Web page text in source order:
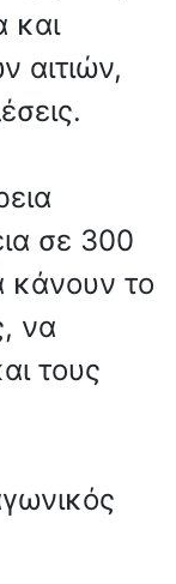
και
αιτιών,
σε 300
κάνουν το
να
τους